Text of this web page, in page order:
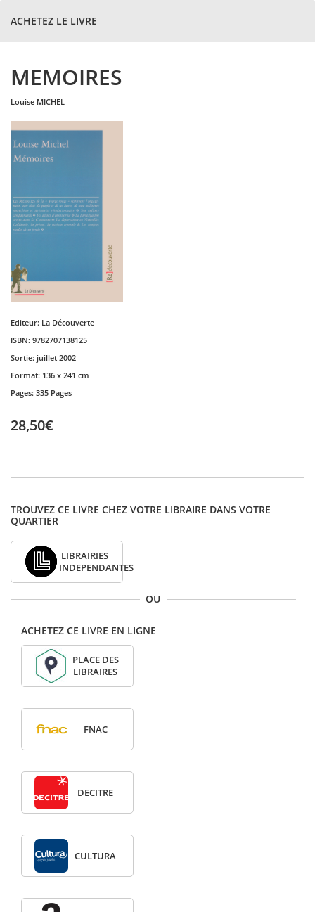
ACHETEZ LE LIVRE
MEMOIRES
louise MICHEL
Editeur: La Découverte
ISBN: 9782707138125
Sortie: juillet 2002
Format: 136 x 241 cm
Pages: 335 Pages
28,50€
TROUVEZ CE LIVRE CHEZ VOTRE LIBRAIRE DANS VOTRE
QUARTIER
LIBRAIRIES
INDEPENDANTES
OU
ACHETEZ CE LIVRE EN LIGNE
PLACE DES
LIBRAIRES
FNAC
DECITRE
CULTURA